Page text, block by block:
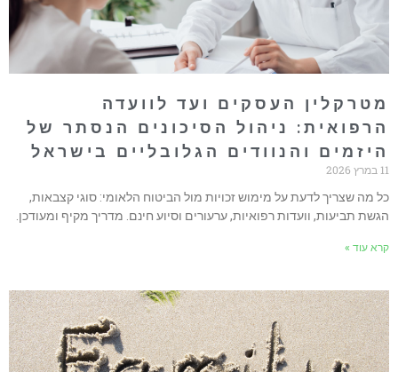
העסקים ועד לוועדה
ניהול הסיכונים הנסתר של
והנוודים הגלובליים בישראל
מה שצריך לדעת על מימוש זכויות מול הביטוח הלאומי: סוגי קצבאות,
תביעות, וועדות רפואיות, ערעורים וסיוע חינם. מדריך מקיף ומעודכן.
עוד »